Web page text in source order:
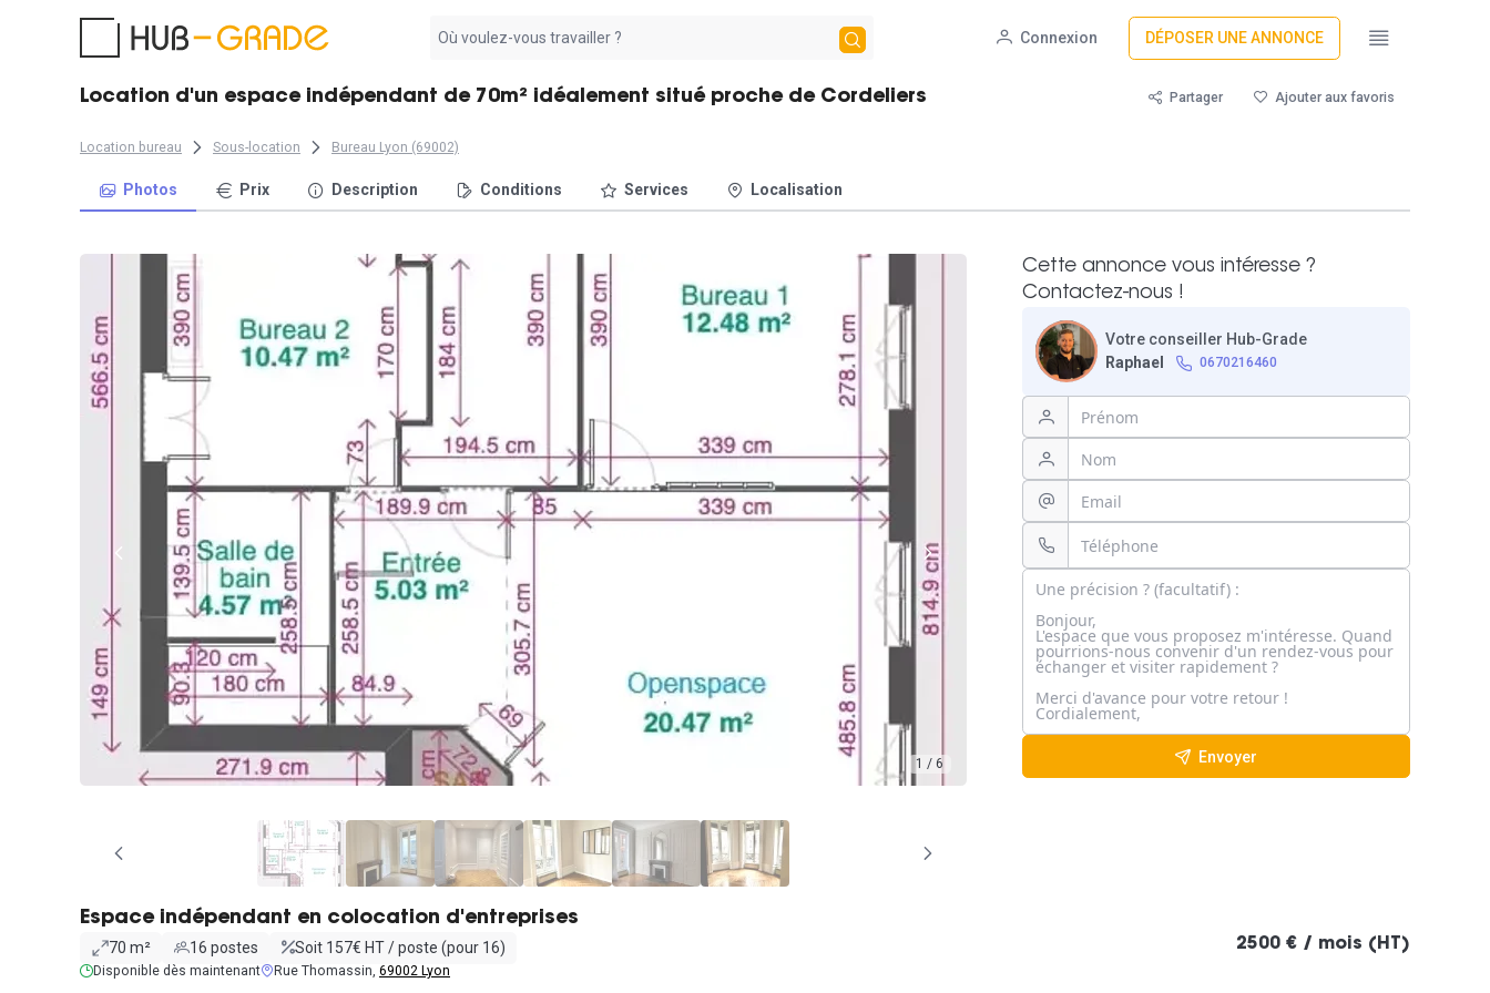
résultat
Connexion DÉPOSER UNE ANNONCE
Location d'un espace indépendant de 70m² idéalement situé proche de Cordeliers Partager Ajouter aux favoris
Location bureau Sous-location Bureau Lyon (69002)
Photos Prix Description Conditions Services Localisation
1 / 6
Cette annonce vous intéresse ?
Contactez-nous !
Votre conseiller Hub-Grade
Raphael
0670216460
Envoyer
Espace indépendant en colocation d'entreprises
70 m² 16 postes Soit 157€ HT / poste (pour 16)
Disponible dès maintenant Rue Thomassin, 69002 Lyon
2500 € / mois (HT)